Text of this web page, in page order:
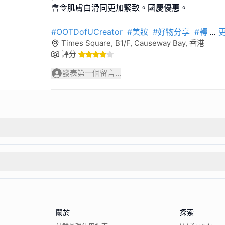
會令肌膚白滑同更加緊致。國慶優惠。
#OOTDofUCreator #美妝 #好物分享 #轉 ...
Times Square, B1/F, Causeway Bay, 香港
評分
發表第一個留言...
關於 探索